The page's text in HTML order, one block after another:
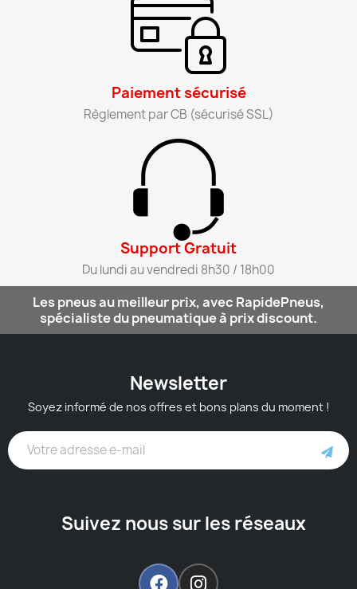
Paiement sécurisé​
Règlement par CB (sécurisé SSL)​
Support Gratuit​
Du lundi au vendredi 8h30 / 18h00​
Les pneus au meilleur prix, avec RapidePneus,
spécialiste du pneumatique à prix discount.
Newsletter
Soyez informé de nos offres et bons plans du moment !
Suivez nous sur les réseaux